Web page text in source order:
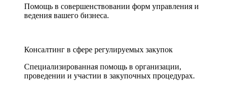
Помощь в совершенствовании форм управления и
ведения вашего бизнеса.
Консалтинг в сфере регулируемых закупок
Специализированная помощь в организации,
проведении и участии в закупочных процедурах.